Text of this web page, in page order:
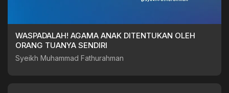
WASPADALAH! AGAMA ANAK DITENTUKAN OLEH
ORANG TUANYA SENDIRI
Syeikh Muhammad Fathurahman